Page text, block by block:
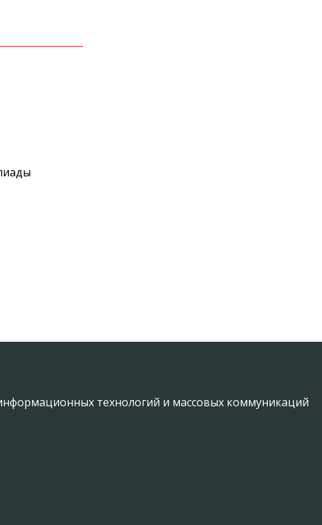
технологий и массовых коммуникаций